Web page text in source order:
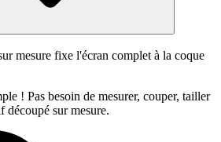
mesure fixe l'écran complet à la coque
! Pas besoin de mesurer, couper, tailler
découpé sur mesure.